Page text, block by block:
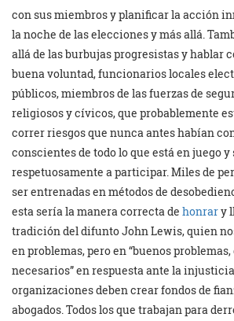
con sus miembros y planificar la acción
la noche de las elecciones y más allá.
allá de las burbujas progresistas y hablar
buena voluntad, funcionarios locales
públicos, miembros de las fuerzas de
religiosos y cívicos, que probablemente
correr riesgos que nunca antes habían
conscientes de todo lo que está en juego
respetuosamente a participar. Miles de
ser entrenadas en métodos de
esta sería la manera correcta de honrary
tradición del difunto John Lewis, quien
en problemas, pero en “buenos
necesarios” en respuesta ante la
organizaciones deben crear fondos de
abogados. Todos los que trabajan para